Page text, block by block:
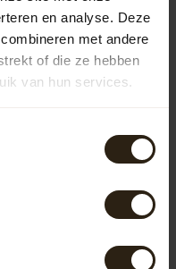
en analyse. Deze
met andere
of die ze hebben
van hun services.